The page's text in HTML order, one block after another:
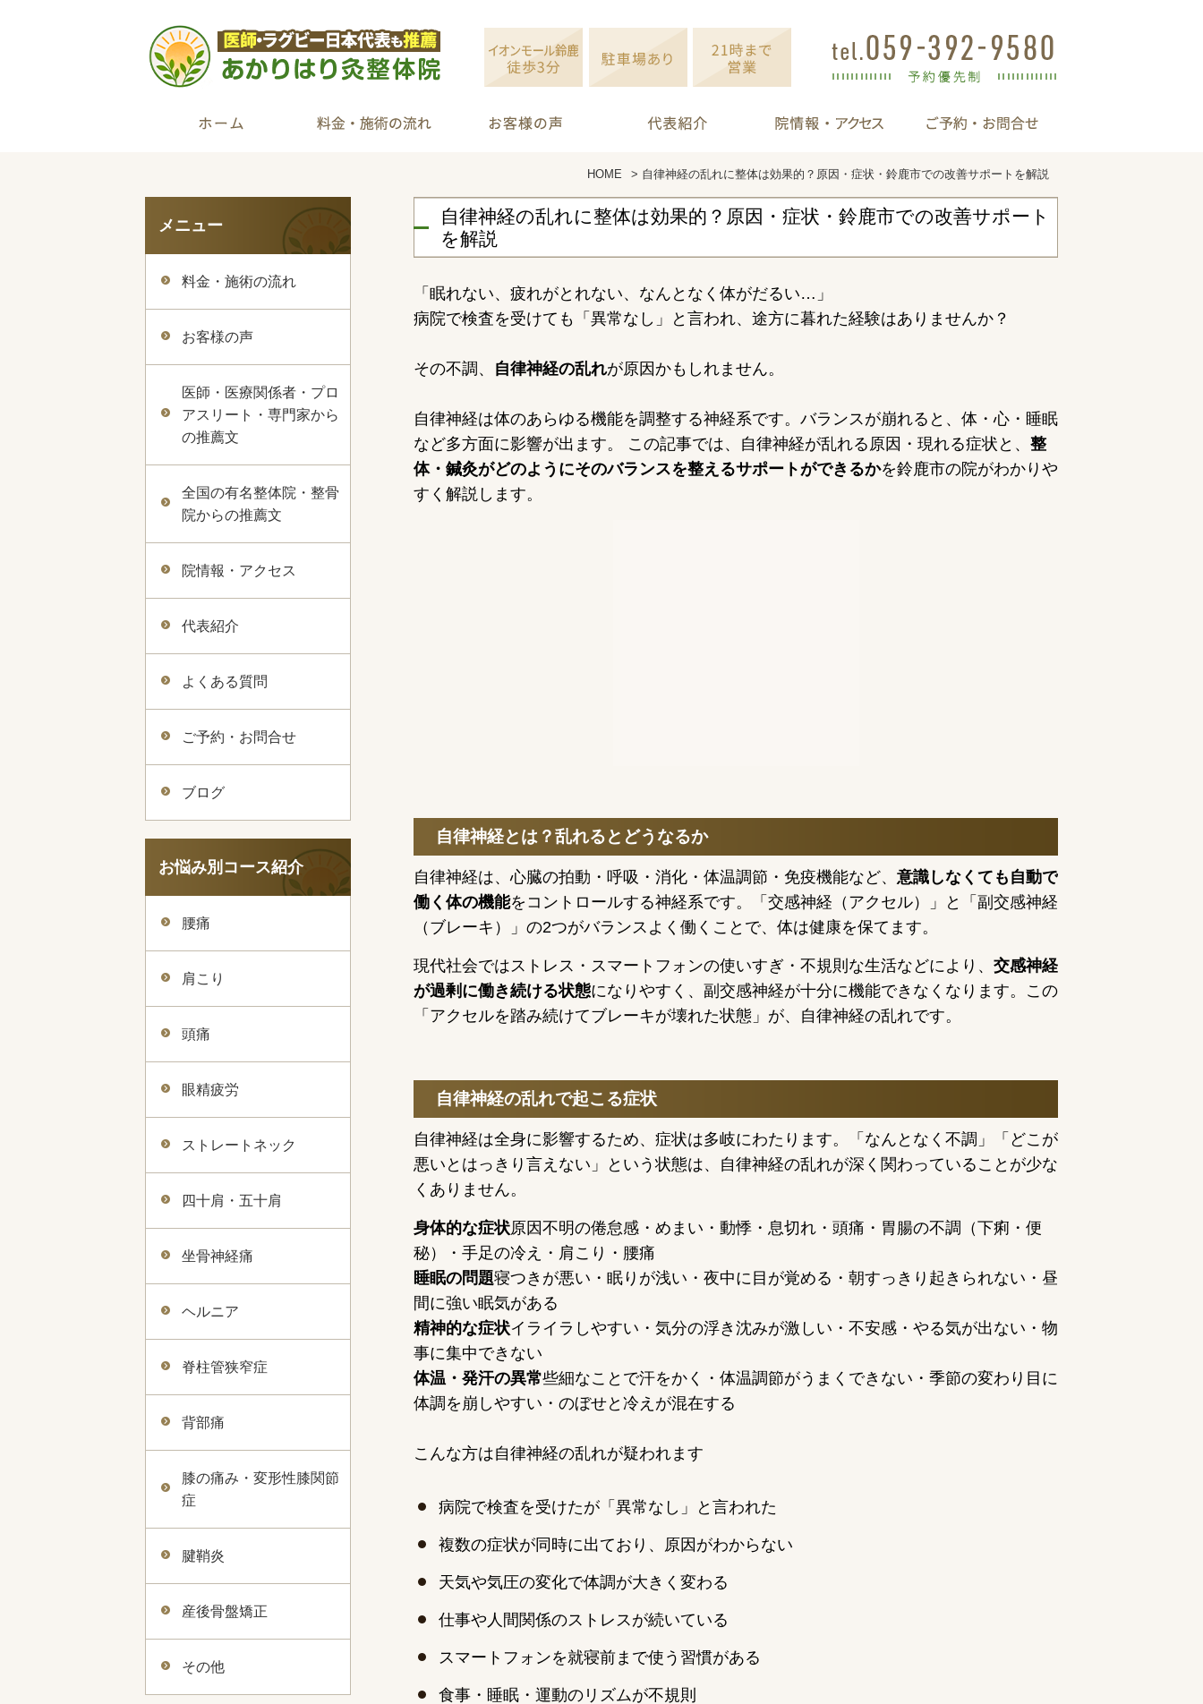
HOME > 自律神経の乱れに整体は効果的？原因・症状・鈴鹿市での改善サポートを解説
自律神経の乱れに整体は効果的？原因・症状・鈴鹿市での改善サポート
を解説
「眠れない、疲れがとれない、なんとなく体がだるい…」
病院で検査を受けても「異常なし」と言われ、途方に暮れた経験はありませんか？
その不調、 自律神経の乱れが原因かもしれません。
自律神経は体のあらゆる機能を調整する神経系です。バランスが崩れると、体・心・睡眠
など多方面に影響が出ます。 この記事では、自律神経が乱れる原因・現れる症状と、 整
体・鍼灸がどのようにそのバランスを整えるサポートができるかを鈴鹿市の院がわかりや
すく解説します。
自律神経とは？乱れるとどうなるか
自律神経は、心臓の拍動・呼吸・消化・体温調節・免疫機能など、 意識しなくても自動で
働く体の機能をコントロールする神経系です。「交感神経（アクセル）」と「副交感神経
（ブレーキ）」の2つがバランスよく働くことで、体は健康を保てます。
現代社会ではストレス・スマートフォンの使いすぎ・不規則な生活などにより、 交感神経
が過剰に働き続ける状態になりやすく、副交感神経が十分に機能できなくなります。この
「アクセルを踏み続けてブレーキが壊れた状態」が、自律神経の乱れです。
自律神経の乱れで起こる症状
自律神経は全身に影響するため、症状は多岐にわたります。「なんとなく不調」「どこが
悪いとはっきり言えない」という状態は、自律神経の乱れが深く関わっていることが少な
くありません。
身体的な症状原因不明の倦怠感・めまい・動悸・息切れ・頭痛・胃腸の不調（下痢・便
秘）・手足の冷え・肩こり・腰痛
睡眠の問題寝つきが悪い・眠りが浅い・夜中に目が覚める・朝すっきり起きられない・昼
間に強い眠気がある
精神的な症状イライラしやすい・気分の浮き沈みが激しい・不安感・やる気が出ない・物
事に集中できない
体温・発汗の異常些細なことで汗をかく・体温調節がうまくできない・季節の変わり目に
体調を崩しやすい・のぼせと冷えが混在する
こんな方は自律神経の乱れが疑われます
病院で検査を受けたが「異常なし」と言われた
複数の症状が同時に出ており、原因がわからない
天気や気圧の変化で体調が大きく変わる
仕事や人間関係のストレスが続いている
スマートフォンを就寝前まで使う習慣がある
食事・睡眠・運動のリズムが不規則
メニュー
料金・施術の流れ
お客様の声
医師・医療関係者・プロ
アスリート・専門家から
の推薦文
全国の有名整体院・整骨
院からの推薦文
院情報・アクセス
代表紹介
よくある質問
ご予約・お問合せ
ブログ
お悩み別コース紹介
腰痛
肩こり
頭痛
眼精疲労
ストレートネック
四十肩・五十肩
坐骨神経痛
ヘルニア
脊柱管狭窄症
背部痛
膝の痛み・変形性膝関節
症
腱鞘炎
産後骨盤矯正
その他